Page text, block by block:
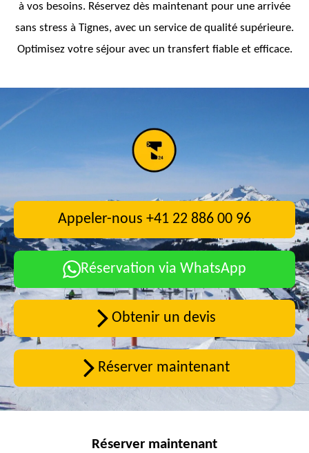
à vos besoins. Réservez dès maintenant pour une arrivée
sans stress à Tignes, avec un service de qualité supérieure.
Optimisez votre séjour avec un transfert fiable et efficace.
Appeler-nous +41 22 886 00 96
Réservation via WhatsApp
Obtenir un devis
Réserver maintenant
Réserver maintenant